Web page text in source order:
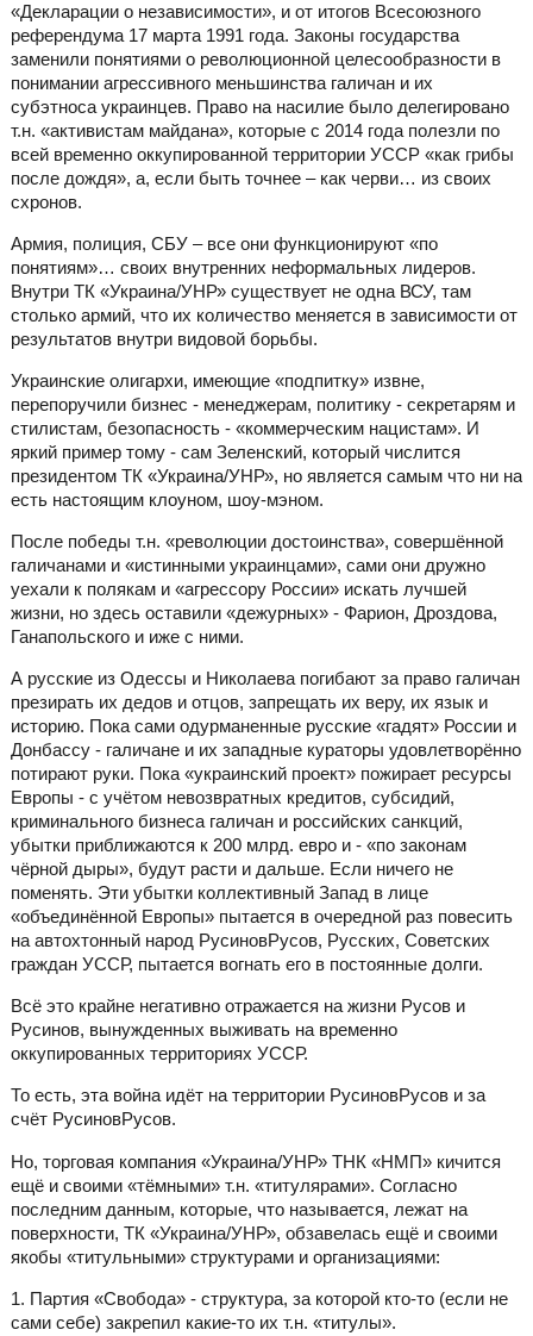
«Декларации о независимости», и от итогов Всесоюзного
референдума 17 марта 1991 года. Законы государства
заменили понятиями о революционной целесообразности в
понимании агрессивного меньшинства галичан и их
субэтноса украинцев. Право на насилие было делегировано
т.н. «активистам майдана», которые с 2014 года полезли по
всей временно оккупированной территории УССР «как грибы
после дождя», а, если быть точнее – как черви… из своих
схронов.
Армия, полиция, СБУ – все они функционируют «по
понятиям»… своих внутренних неформальных лидеров.
Внутри ТК «Украина/УНР» существует не одна ВСУ, там
столько армий, что их количество меняется в зависимости от
результатов внутри видовой борьбы.
Украинские олигархи, имеющие «подпитку» извне,
перепоручили бизнес - менеджерам, политику - секретарям и
стилистам, безопасность - «коммерческим нацистам». И
яркий пример тому - сам Зеленский, который числится
президентом ТК «Украина/УНР», но является самым что ни на
есть настоящим клоуном, шоу-мэном.
После победы т.н. «революции достоинства», совершённой
галичанами и «истинными украинцами», сами они дружно
уехали к полякам и «агрессору России» искать лучшей
жизни, но здесь оставили «дежурных» - Фарион, Дроздова,
Ганапольского и иже с ними.
А русские из Одессы и Николаева погибают за право галичан
презирать их дедов и отцов, запрещать их веру, их язык и
историю. Пока сами одурманенные русские «гадят» России и
Донбассу - галичане и их западные кураторы удовлетворённо
потирают руки. Пока «украинский проект» пожирает ресурсы
Европы - с учётом невозвратных кредитов, субсидий,
криминального бизнеса галичан и российских санкций,
убытки приближаются к 200 млрд. евро и - «по законам
чёрной дыры», будут расти и дальше. Если ничего не
поменять. Эти убытки коллективный Запад в лице
«объединённой Европы» пытается в очередной раз повесить
на автохтонный народ РусиновРусов, Русских, Советских
граждан УССР, пытается вогнать его в постоянные долги.
Всё это крайне негативно отражается на жизни Русов и
Русинов, вынужденных выживать на временно
оккупированных территориях УССР.
То есть, эта война идёт на территории РусиновРусов и за
счёт РусиновРусов.
Но, торговая компания «Украина/УНР» ТНК «НМП» кичится
ещё и своими «тёмными» т.н. «титулярами». Согласно
последним данным, которые, что называется, лежат на
поверхности, ТК «Украина/УНР», обзавелась ещё и своими
якобы «титульными» структурами и организациями:
1. Партия «Свобода» - структура, за которой кто-то (если не
сами себе) закрепил какие-то их т.н. «титулы».